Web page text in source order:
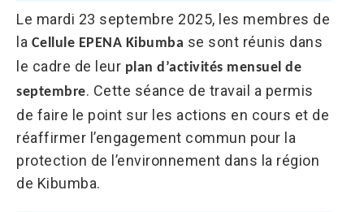
Le mardi 23 septembre 2025, les membres de
la Cellule EPENA Kibumba se sont réunis dans
le cadre de leur plan d’activités mensuel de
septembre. Cette séance de travail a permis
de faire le point sur les actions en cours et de
réaffirmer l’engagement commun pour la
protection de l’environnement dans la région
de Kibumba.